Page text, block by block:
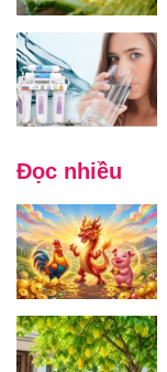
Đọc nhiều